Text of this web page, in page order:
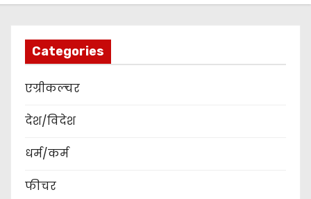
Categories
एग्रीकल्चर
देश/विदेश
धर्म/कर्म
फीचर